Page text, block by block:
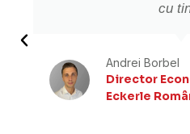
cu
Andrei Borbel
Director
Eckerle